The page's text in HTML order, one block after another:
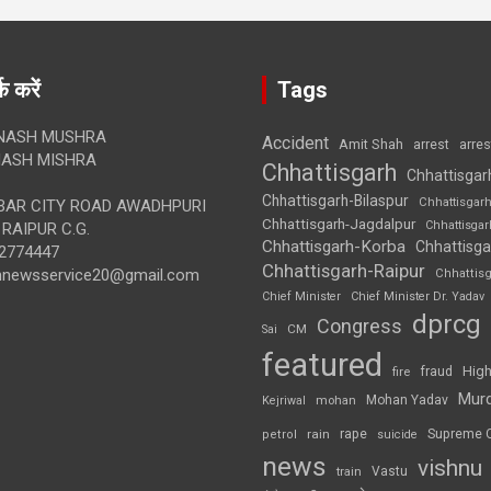
करें
MUSHRA
MISHRA
CITY ROAD AWADHPURI
C.G.
Tags
Accident Amit Shah arrest
Chhattisgarh
Chhattisgarh-Bilaspur
Chhattisgarh-Jagdalpur
Chhattisgarh-Korba
Chhattisgarh-Raipur
Chief Minister
Chief Minister Dr. Yadav
Sai CM Congress dprcg
featured fire fraud
Kejriwal mohan Mohan Yadav
petrol rain rape suicide Supreme
news train Vastu vishnu